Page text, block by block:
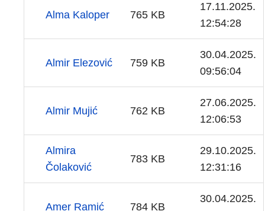
Alma Kaloper 765 KB
17.11.2025.
12:54:28
Almir Elezović 759 KB
30.04.2025.
09:56:04
Almir Mujić 762 KB
27.06.2025.
12:06:53
Almira
Čolaković
783 KB
29.10.2025.
12:31:16
Amer Ramić 784 KB
30.04.2025.